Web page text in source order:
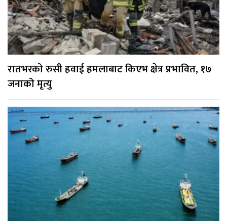
रातभरको रुसी हवाई हमलाबाट किएभ क्षेत्र प्रभावित, १७
जनाको मृत्यु